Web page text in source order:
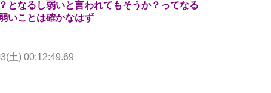
となるし弱いと言われてもそうか？ってなる
いことは確かなはず
土) 00:12:49.69